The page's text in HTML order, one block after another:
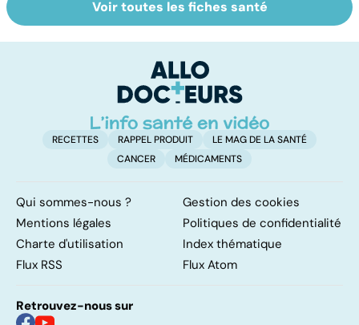
Comment tenir
ses bonnes
Muscler ses
abdos pour
ventre plat
Voir toutes les fiches santé
RECETTES RAPPEL PRODUIT
LE MAG DE LA SANTÉ
CANCER
MÉDICAMENTS
Qui sommes-nous ?
Gestion des cookies
Mentions légales
Politiques de confidentialité
Charte d'utilisation
Index thématique
Flux RSS
Flux Atom
Retrouvez-nous sur